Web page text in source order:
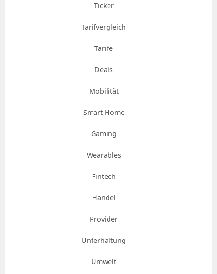
Ticker
Tarifvergleich
Tarife
Deals
Mobilität
Smart Home
Gaming
Wearables
Fintech
Handel
Provider
Unterhaltung
Umwelt